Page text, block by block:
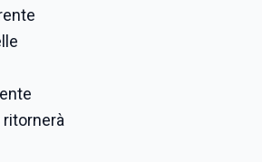
ritornerà